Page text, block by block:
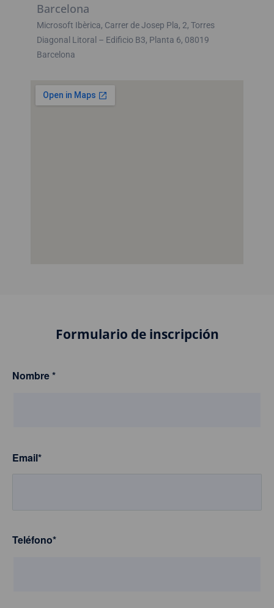
Barcelona
Microsoft Ibèrica, Carrer de Josep Pla, 2, Torres
Diagonal Litoral – Edificio B3, Planta 6, 08019
Barcelona
Formulario de inscripción
Nombre*
Email*
Teléfono*